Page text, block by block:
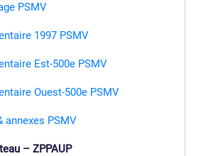
PSMV
1997 PSMV
Est-500e PSMV
Ouest-500e PSMV
annexes PSMV
– ZPPAUP